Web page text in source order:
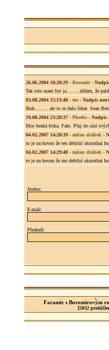
26.06.2004 18:20:29 - Boromir-
Tak toto mam byt ja.........dúfam, že
03.08.2004 15:13:48 - teo - Nadpis
fňuk......... ale to se dalo čekat. Sean
19.08.2004 23:28:37 - Pheebs - Nadpis
Moc hezká fotka. Fakt. Pluj do síní
04.02.2007 14:28:39 - milan drábek -
to je na hovno že ten debilní skuruthai
04.02.2007 14:29:48 - milan drábek -
to je na hovno že ten debilní skuruthai
Jméno:
E-mail:
Předmět:
Faramir s Boromirovým
[5032